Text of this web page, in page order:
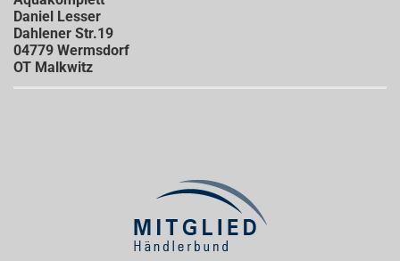
Daniel Lesser
Dahlener Str.19
04779 Wermsdorf
OT Malkwitz